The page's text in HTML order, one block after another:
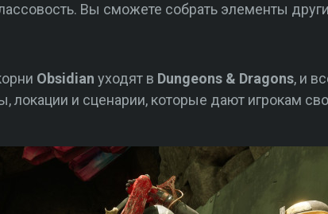
Вы сможете собрать элементы
Obsidian уходят в Dungeons & Dragons, и
и сценарии, которые дают игрокам